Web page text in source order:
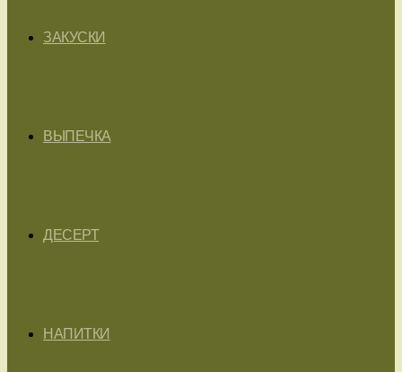
ЗАКУСКИ
ВЫПЕЧКА
ДЕСЕРТ
НАПИТКИ